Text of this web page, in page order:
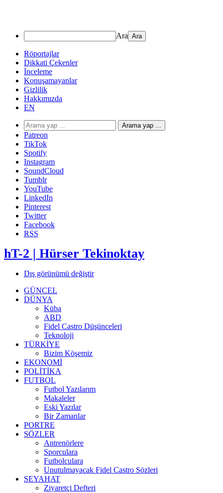
Ara
Röportajlar
Dikkati Çekenler
İnceleme
Konuşamayanlar
Gizlilik
Hakkımızda
EN
Arama yap ...
Patreon
TikTok
Spotify
Instagram
SoundCloud
Tumblr
YouTube
LinkedIn
Pinterest
Twitter
Facebook
RSS
hT-2 | Hürser Tekinoktay
Dış görünümü değiştir
GÜNCEL
DÜNYA
Küba
ABD
Fidel Castro Düşünceleri
Teknoloji
TÜRKİYE
Bizim Köşemiz
EKONOMİ
POLİTİKA
FUTBOL
Futbol Yazılarım
Makaleler
Eski Yazılar
Bir Zamanlar
PORTRE
SÖZLER
Antrenörlere
Sporculara
Futbolculara
Unutulmayacak Fidel Castro Sözleri
SEYAHAT
Ziyaretçi Defteri